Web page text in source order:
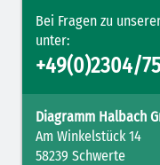
Bei Fragen zu
unter:
+49(0)2304/
Diagramm Halbach
Am Winkelstück 14
58239 Schwerte